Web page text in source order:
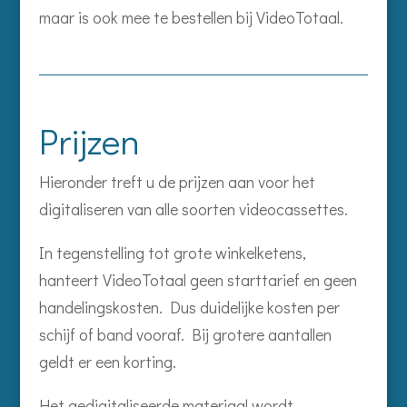
maar is ook mee te bestellen bij VideoTotaal.
Prijzen
Hieronder treft u de prijzen aan voor het
digitaliseren van alle soorten videocassettes.
In tegenstelling tot grote winkelketens,
hanteert VideoTotaal geen starttarief en geen
handelingskosten. Dus duidelijke kosten per
schijf of band vooraf. Bij grotere aantallen
geldt er een korting.